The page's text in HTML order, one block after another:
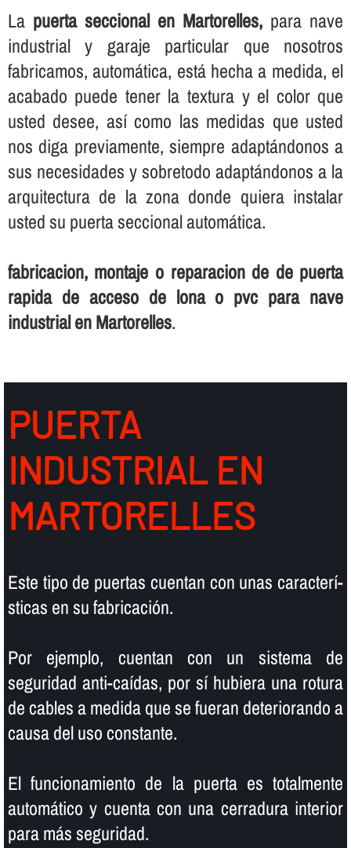
La puerta seccional en Martorelles, para nave
industrial y garaje particular que nosotros
fabricamos, automática, está hecha a medida, el
acabado puede tener la textura y el color que
usted desee, así­ como las medidas que usted
nos diga previamente, siempre adaptándonos a
sus necesidades y sobretodo adaptándonos a la
arquitectura de la zona donde quiera instalar
usted su puerta seccional automática.
fabricacion, montaje o reparacion de de puerta
rapida de acceso de lona o pvc para nave
industrial en Martorelles.
PUERTA
INDUSTRIAL EN
MARTORELLES
Este tipo de puertas cuentan con unas caracterí­
sticas en su fabricación.
Por ejemplo, cuentan con un sistema de
seguridad anti-caí­das, por sí­ hubiera una rotura
de cables a medida que se fueran deteriorando a
causa del uso constante.
El funcionamiento de la puerta es totalmente
automático y cuenta con una cerradura interior
para más seguridad.